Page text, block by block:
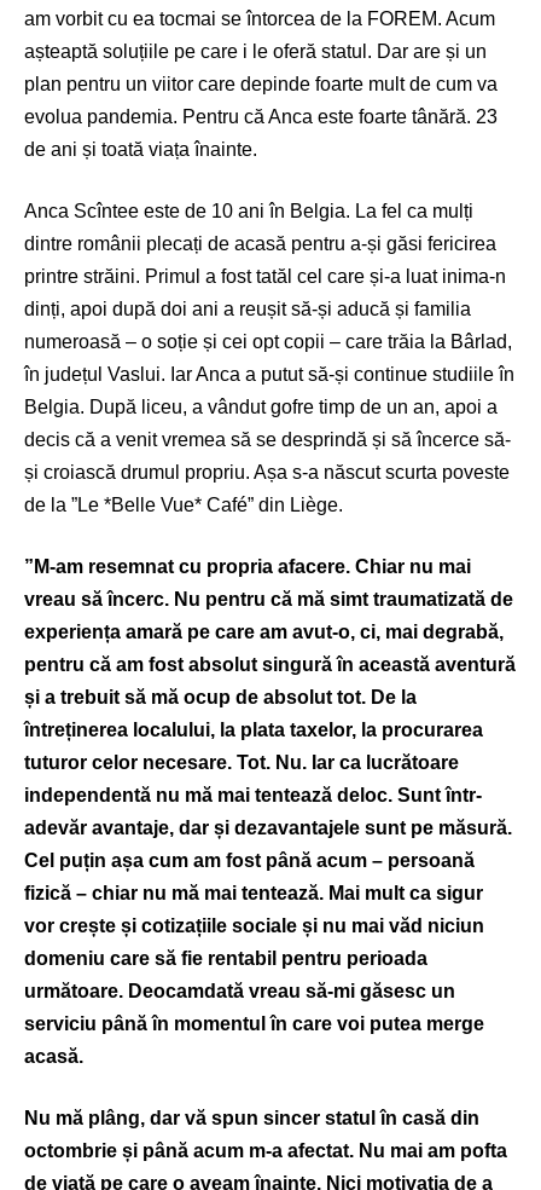
am vorbit cu ea tocmai se întorcea de la FOREM. Acum
așteaptă soluțiile pe care i le oferă statul. Dar are și un
plan pentru un viitor care depinde foarte mult de cum va
evolua pandemia. Pentru că Anca este foarte tânără. 23
de ani și toată viața înainte.
Anca Scîntee este de 10 ani în Belgia. La fel ca mulți
dintre românii plecați de acasă pentru a-și găsi fericirea
printre străini. Primul a fost tatăl cel care și-a luat inima-n
dinți, apoi după doi ani a reușit să-și aducă și familia
numeroasă – o soție și cei opt copii – care trăia la Bârlad,
în județul Vaslui. Iar Anca a putut să-și continue studiile în
Belgia. După liceu, a vândut gofre timp de un an, apoi a
decis că a venit vremea să se desprindă și să încerce să-
și croiască drumul propriu. Așa s-a născut scurta poveste
de la ”Le *Belle Vue* Café” din Liège.
”M-am resemnat cu propria afacere. Chiar nu mai
vreau să încerc. Nu pentru că mă simt traumatizată de
experiența amară pe care am avut-o, ci, mai degrabă,
pentru că am fost absolut singură în această aventură
și a trebuit să mă ocup de absolut tot. De la
întreținerea localului, la plata taxelor, la procurarea
tuturor celor necesare. Tot. Nu. Iar ca lucrătoare
independentă nu mă mai tentează deloc. Sunt într-
adevăr avantaje, dar și dezavantajele sunt pe măsură.
Cel puțin așa cum am fost până acum – persoană
fizică – chiar nu mă mai tentează. Mai mult ca sigur
vor crește și cotizațiile sociale și nu mai văd niciun
domeniu care să fie rentabil pentru perioada
următoare. Deocamdată vreau să-mi găsesc un
serviciu până în momentul în care voi putea merge
acasă.
Nu mă plâng, dar vă spun sincer statul în casă din
octombrie și până acum m-a afectat. Nu mai am pofta
de viață pe care o aveam înainte. Nici motivația de a